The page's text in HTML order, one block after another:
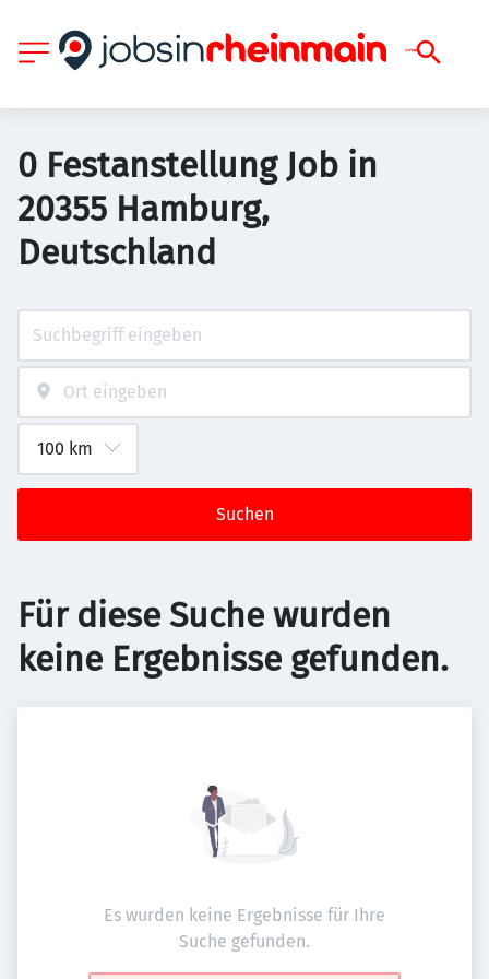
0 Festanstellung Job in
20355 Hamburg,
Deutschland
Suchen
Für diese Suche wurden
keine Ergebnisse gefunden.
Es wurden keine Ergebnisse für Ihre
Suche gefunden.